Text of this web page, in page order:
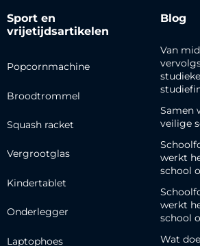
Sport en
vrijetijdsartikelen
Popcornmachine
Broodtrommel
Squash racket
Vergrootglas
Kindertablet
Onderlegger
Laptophoes
Blog
Van
Samen
veilige
werkt
school
werkt
school
Wat